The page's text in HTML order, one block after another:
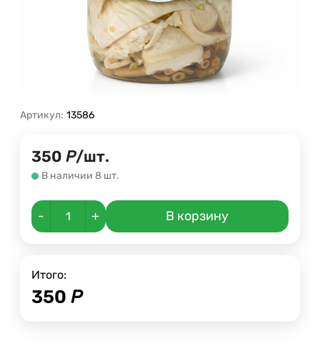
Артикул: 13586
350 Р/шт.
В наличии 8 шт.
- + В корзину
Итого:
350 Р